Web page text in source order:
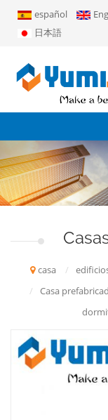
español
日本語
casa /
/
Casa